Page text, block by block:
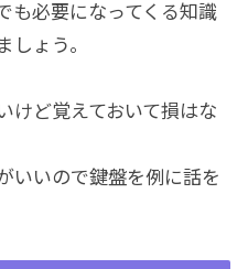
も必要になってくる知識
ょう。
けど覚えておいて損はな
いいので鍵盤を例に話を